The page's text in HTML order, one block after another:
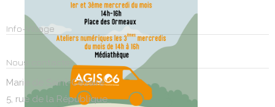
Info-Village
Nous contacter
Marie de Saint-Cézaire
5, rue de la République